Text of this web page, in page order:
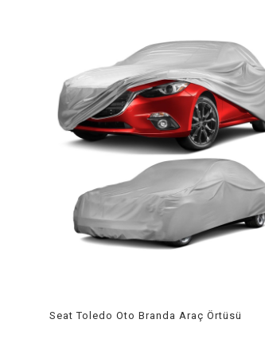
Seat Toledo Oto Branda Araç Örtüsü